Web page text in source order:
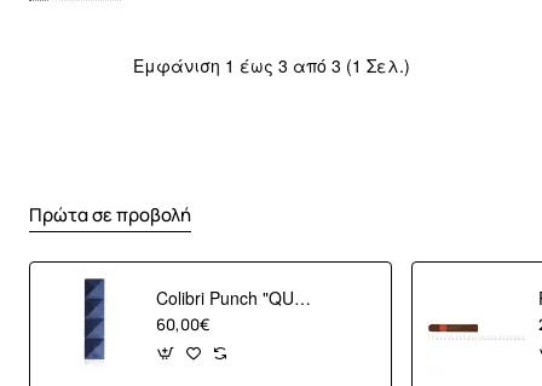
Εμφάνιση 1 έως 3 από 3 (1 Σελ.)
Πρώτα σε προβολή
Colibri Punch "QUASAR" Blue
60,00€